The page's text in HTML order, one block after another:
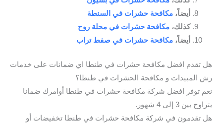
أيضاً، مكافحة حشرات في السنطة
كذلك، مكافحة حشرات في محلة روح
أيضاً، مكافحة حشرات في صفط تراب
هل تقدم افضل مكافحة حشرات في طنطا اي ضمانات على خدمات
رش المبيدات و مكافحة الحشرات في طنطا؟
نعم توفر افضل شركة مكافحة حشرات في طنطا أوامرك ضمانا
يتراوح بين 3 إلى 4 شهور.
هل تقدمون في شركة مكافحة حشرات في طنطا تخفيضات أو